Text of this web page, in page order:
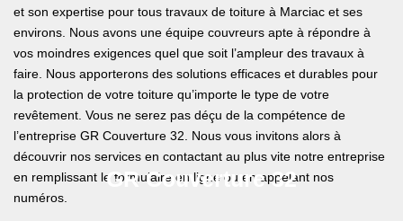
GR Couverture 32
et son expertise pour tous travaux de toiture à Marciac et ses
environs. Nous avons une équipe couvreurs apte à répondre à
vos moindres exigences quel que soit l’ampleur des travaux à
faire. Nous apporterons des solutions efficaces et durables pour
la protection de votre toiture qu’importe le type de votre
revêtement. Vous ne serez pas déçu de la compétence de
l’entreprise GR Couverture 32. Nous vous invitons alors à
découvrir nos services en contactant au plus vite notre entreprise
en remplissant le formulaire en ligne ou en appelant nos
numéros.